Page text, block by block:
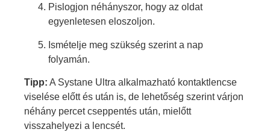
Pislogjon néhányszor, hogy az oldat
egyenletesen eloszoljon.
Ismételje meg szükség szerint a nap
folyamán.
Tipp: A Systane Ultra alkalmazható kontaktlencse
viselése előtt és után is, de lehetőség szerint várjon
néhány percet cseppentés után, mielőtt
visszahelyezi a lencsét.